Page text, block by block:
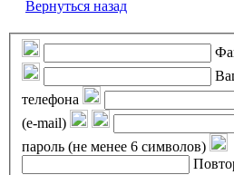
Вернуться назад
телефона
(e-mail)
пароль (не менее 6 символов)